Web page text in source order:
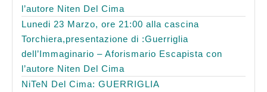
l’autore Niten Del Cima
Lunedi 23 Marzo, ore 21:00 alla cascina
Torchiera,presentazione di :Guerriglia
dell’Immaginario – Aforismario Escapista con
l’autore Niten Del Cima
NiTeN Del Cima: GUERRIGLIA